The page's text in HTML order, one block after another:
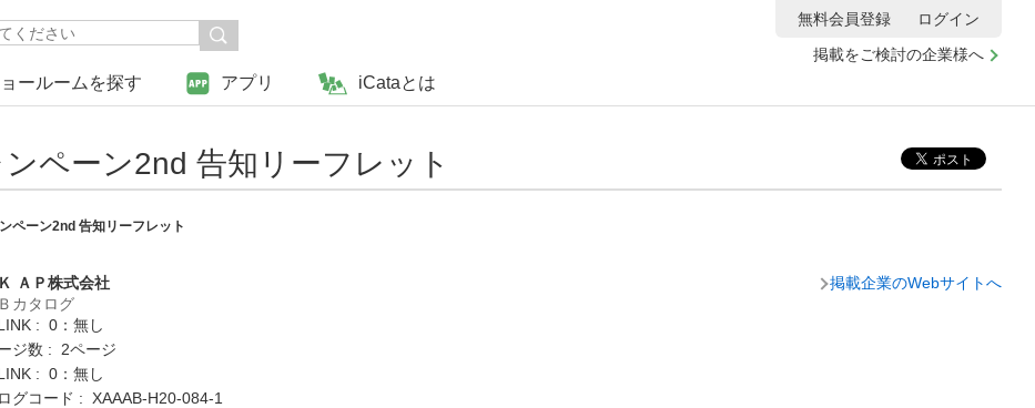
ールームを探す アプリ iCataとは
掲載をご検討の企業様へ
無料会員登録 ログイン
ペーン2nd 告知リーフレット
ペーン2nd 告知リーフレット
ＡＰ株式会社
カタログ
: 0：無し
ジ数 : 2ページ
: 0：無し
グコード : XAAAB-H20-084-1
掲載企業のWebサイトへ